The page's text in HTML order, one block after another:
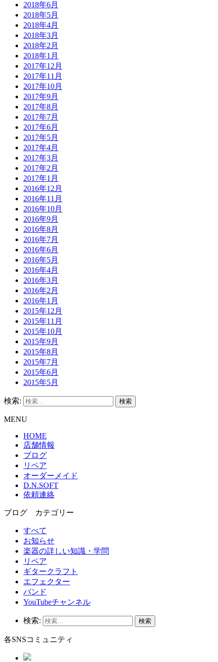
2018年6月
2018年5月
2018年4月
2018年3月
2018年2月
2018年1月
2017年12月
2017年11月
2017年10月
2017年9月
2017年8月
2017年7月
2017年6月
2017年5月
2017年4月
2017年3月
2017年2月
2017年1月
2016年12月
2016年11月
2016年10月
2016年9月
2016年8月
2016年7月
2016年6月
2016年5月
2016年4月
2016年3月
2016年2月
2016年1月
2015年12月
2015年11月
2015年10月
2015年9月
2015年8月
2015年7月
2015年6月
2015年5月
検索:
MENU
HOME
店舗情報
ブログ
リペア
オーダーメイド
D.N.SOFT
依頼連絡
ブログ カテゴリー
すべて
お知らせ
楽器の詳しい知識・学問
リペア
ギタークラフト
エフェクター
バンド
YouTubeチャンネル
検索:
各SNSコミュニティ